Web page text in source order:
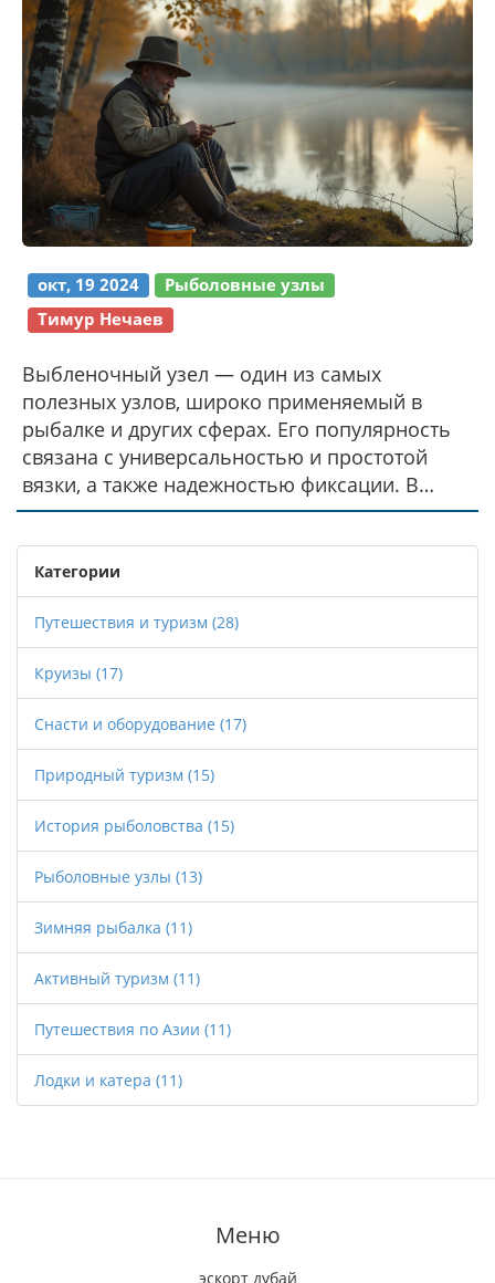
окт, 19 2024
Рыболовные узлы
Тимур Нечаев
Выбленочный узел — один из самых
полезных узлов, широко применяемый в
рыбалке и других сферах. Его популярность
связана с универсальностью и простотой
вязки, а также надежностью фиксации. В
статье подробно рассматриваются его
особенности, как шаг за шагом завязать этот
узел и где он может пригодиться. Даются
советы и интересные факты, которые помогут
как начинающим, так и опытным рыболовам.
Категории
Путешествия и туризм (28)
Круизы (17)
Снасти и оборудование (17)
Природный туризм (15)
История рыболовства (15)
Рыболовные узлы (13)
Зимняя рыбалка (11)
Активный туризм (11)
Путешествия по Азии (11)
Лодки и катера (11)
Меню
эскорт дубай